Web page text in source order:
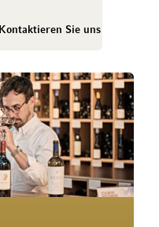
Kontaktieren Sie uns